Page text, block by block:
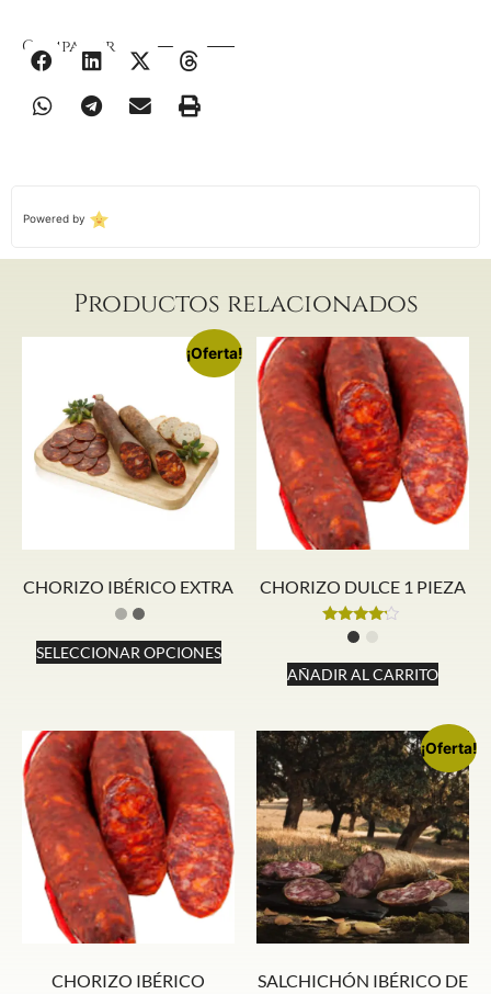
Compartir
Powered by
Productos relacionados
¡Oferta!
CHORIZO IBÉRICO EXTRA
SELECCIONAR OPCIONES
CHORIZO DULCE 1 PIEZA
Valorado
4.00
de 5
AÑADIR AL CARRITO
CHORIZO IBÉRICO
¡Oferta!
SALCHICHÓN IBÉRICO DE